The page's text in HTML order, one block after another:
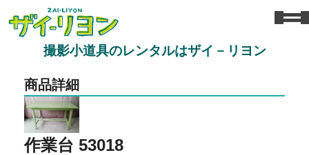
撮影小道具のレンタルはザイ－リヨン
商品詳細
作業台 53018